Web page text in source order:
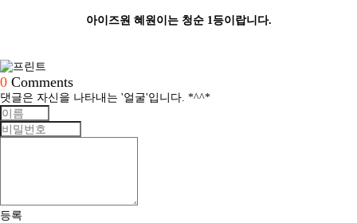
아이즈원 혜원이는 청순 1등이랍니다.
0 Comments
댓글은 자신을 나타내는 '얼굴'입니다. *^^*
등록